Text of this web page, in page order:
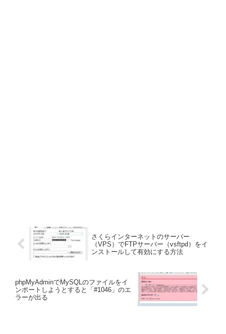
さくらインターネットのサーバー
（VPS）でFTPサーバー（vsftpd）をイ
ンストールして有効にする方法
phpMyAdminでMySQLのファイルをイ
ンポートしようとすると「#1046」のエ
ラーが出る